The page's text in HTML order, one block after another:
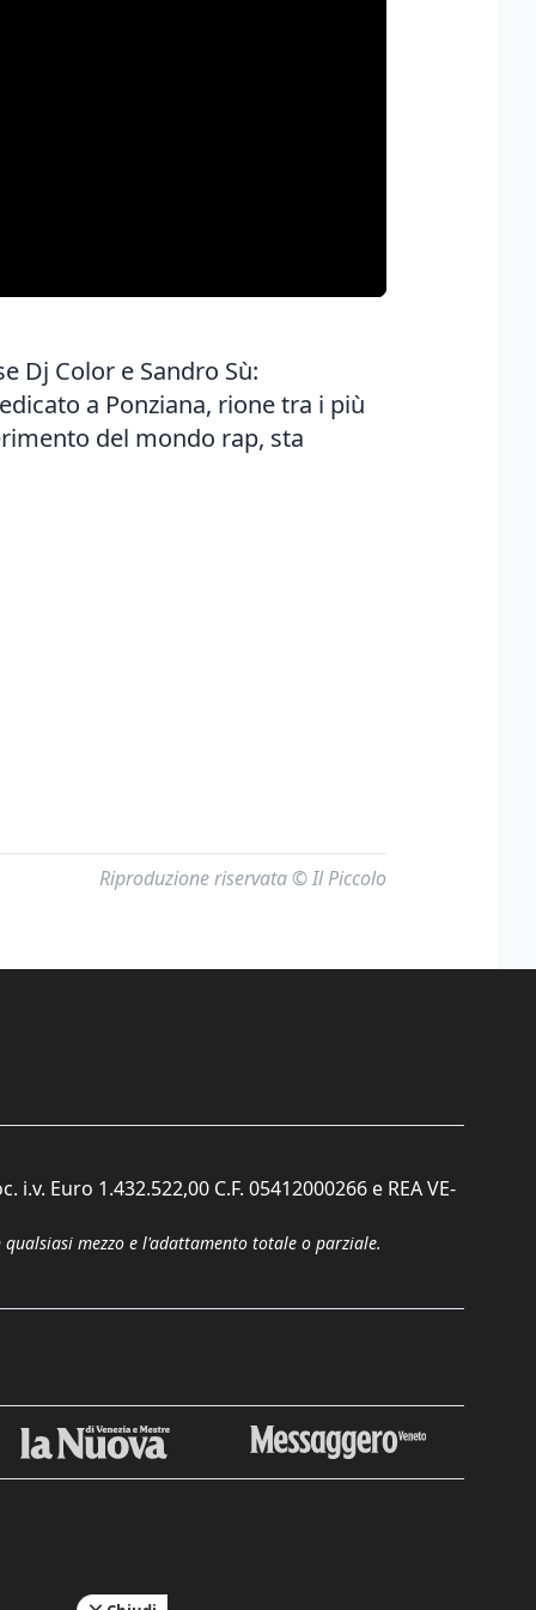
Dj Color e Sandro Sù:
a Ponziana, rione tra i più
del mondo rap, sta
Riproduzione riservata © Il Piccolo
Euro 1.432.522,00 C.F. 05412000266 e REA VE-
mezzo e l'adattamento totale o parziale.